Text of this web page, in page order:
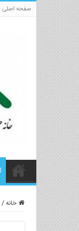
صفحه اصلی
خانه/